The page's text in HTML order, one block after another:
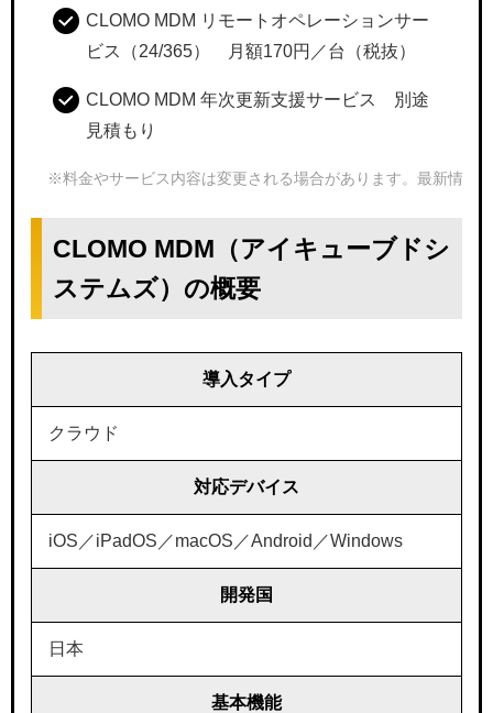
CLOMO MDM リモートオペレーションサー
ビス（24/365） 月額170円／台（税抜）
CLOMO MDM 年次更新支援サービス 別途
見積もり
※料金やサービス内容は変更される場合があります。最新情報
CLOMO MDM（アイキューブドシ
ステムズ）の概要
導入タイプ
クラウド
対応デバイス
iOS／iPadOS／macOS／Android／Windows
開発国
日本
基本機能